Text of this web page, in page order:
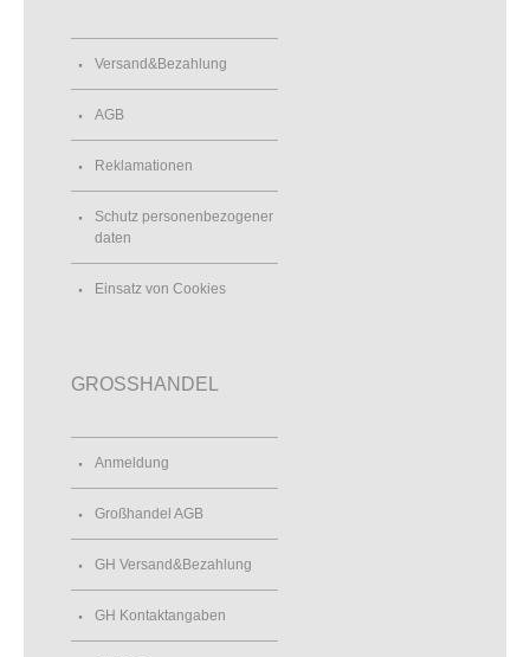
Versand&Bezahlung
AGB
Reklamationen
Schutz personenbezogener
daten
Einsatz von Cookies
GROSSHANDEL
Anmeldung
Großhandel AGB
GH Versand&Bezahlung
GH Kontaktangaben